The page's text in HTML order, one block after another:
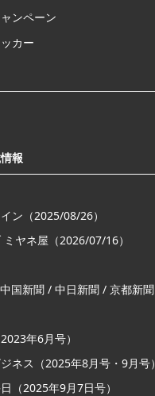
ンペーン
カー
報
ン（2025/08/26）
ヤネ屋（2026/07/16）
国新聞 / 中日新聞 / 京都新聞
年6月号）
ネス（2025年8月号・9月号）
（2025年9月7日号）